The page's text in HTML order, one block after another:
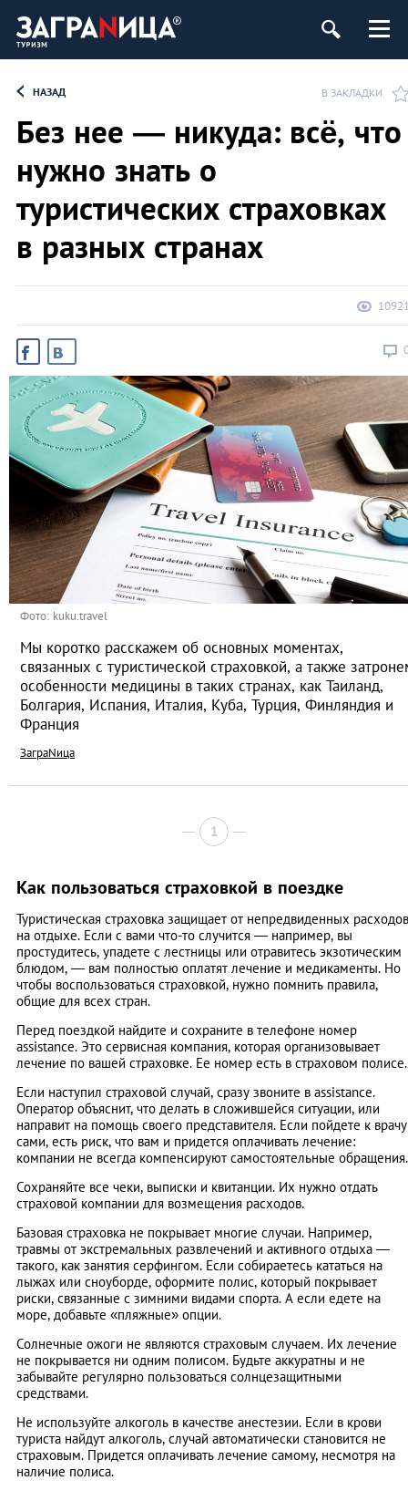
НАЗАД В ЗАКЛАДКИ
Без нее ― никуда: всё, что
нужно знать о
туристических страховках
в разных странах
Фото: kuku.travel
Мы коротко расскажем об основных моментах,
связанных с туристической страховкой, а также
особенности медицины в таких странах, как Таиланд,
Болгария, Испания, Италия, Куба, Турция, Финляндия и
Франция
ЗаграNица
1
Как пользоваться страховкой в поездке
Туристическая страховка защищает от непредвиденных расходов
на отдыхе. Если с вами что-то случится — например, вы
простудитесь, упадете с лестницы или отравитесь экзотическим
блюдом, — вам полностью оплатят лечение и медикаменты. Но
чтобы воспользоваться страховкой, нужно помнить правила,
общие для всех стран.
Перед поездкой найдите и сохраните в телефоне номер
assistance. Это сервисная компания, которая организовывает
лечение по вашей страховке. Ее номер есть в страховом полисе.
Если наступил страховой случай, сразу звоните в assistance.
Оператор объяснит, что делать в сложившейся ситуации, или
направит на помощь своего представителя. Если пойдете к врачу
сами, есть риск, что вам и придется оплачивать лечение:
компании не всегда компенсируют самостоятельные обращения.
Сохраняйте все чеки, выписки и квитанции. Их нужно отдать
страховой компании для возмещения расходов.
Базовая страховка не покрывает многие случаи. Например,
травмы от экстремальных развлечений и активного отдыха —
такого, как занятия серфингом. Если собираетесь кататься на
лыжах или сноуборде, оформите полис, который покрывает
риски, связанные с зимними видами спорта. А если едете на
море, добавьте «пляжные» опции.
Солнечные ожоги не являются страховым случаем. Их лечение
не покрывается ни одним полисом. Будьте аккуратны и не
забывайте регулярно пользоваться солнцезащитными
средствами.
Не используйте алкоголь в качестве анестезии. Если в крови
туриста найдут алкоголь, случай автоматически становится не
страховым. Придется оплачивать лечение самому, несмотря на
наличие полиса.